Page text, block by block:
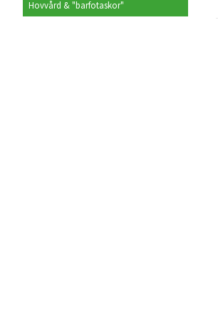
Hovvård & "barfotaskor"